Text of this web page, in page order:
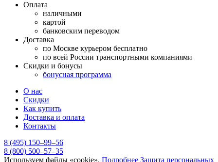
Оплата
наличными
картой
банковским переводом
Доставка
по Москве курьером бесплатно
по всей России транспортными компаниями
Скидки и бонусы
бонусная программа
О нас
Скидки
Как купить
Доставка и оплата
Контакты
8 (495) 150–99–56
8 (800) 500–57–35
Используем файлы «cookie». Подробнее Защита персональных